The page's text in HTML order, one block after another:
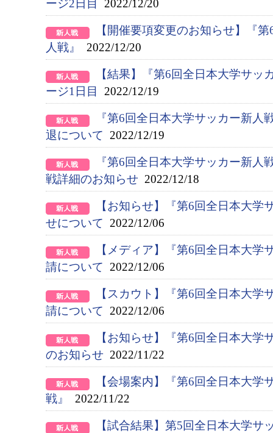
ージ2日目
2022/12/20
【開催要項変更のお知らせ】『
人戦』
2022/12/20
【結果】『第6回全日本大学サッ
ージ1日目
2022/12/19
『第6回全日本大学サッカー新人
退について 2022/12/19
『第6回全日本大学サッカー新
戦詳細のお知らせ 2022/12/18
【お知らせ】『第6回全日本大学
せについて 2022/12/06
【メディア】『第6回全⽇本⼤学
請について 2022/12/06
【スカウト】『第6回全⽇本⼤学
請について 2022/12/06
【お知らせ】『第6回全日本大学
のお知らせ 2022/11/22
【会場案内】『第6回全日本大学
戦』
2022/11/22
【試合結果】第5回全日本大学サ